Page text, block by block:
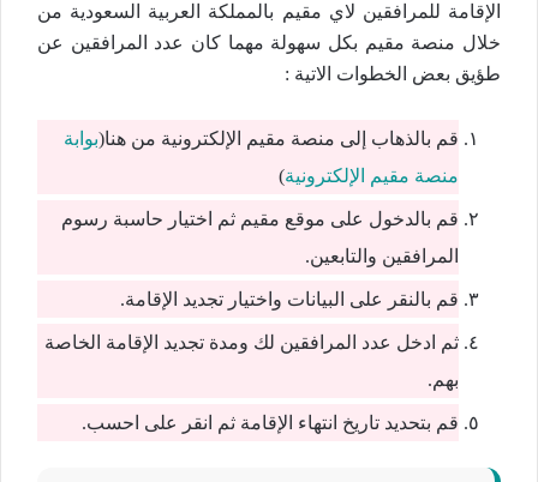
الإقامة للمرافقين لاي مقيم بالمملكة العربية السعودية من
خلال منصة مقيم بكل سهولة مهما كان عدد المرافقين عن
طؤيق بعض الخطوات الاتية :
قم بالذهاب إلى منصة مقيم الإلكترونية من هنا(بوابة
منصة مقيم الإلكترونية)
قم بالدخول على موقع مقيم ثم اختيار حاسبة رسوم
المرافقين والتابعين.
قم بالنقر على البيانات واختيار تجديد الإقامة.
ثم ادخل عدد المرافقين لك ومدة تجديد الإقامة الخاصة
بهم.
قم بتحديد تاريخ انتهاء الإقامة ثم انقر على احسب.